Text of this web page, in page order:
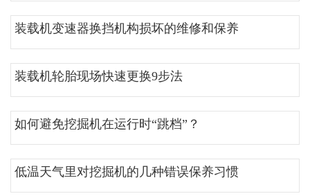
装载机变速器换挡机构损坏的维修和保养
装载机轮胎现场快速更换9步法
如何避免挖掘机在运行时“跳档”？
低温天气里对挖掘机的几种错误保养习惯